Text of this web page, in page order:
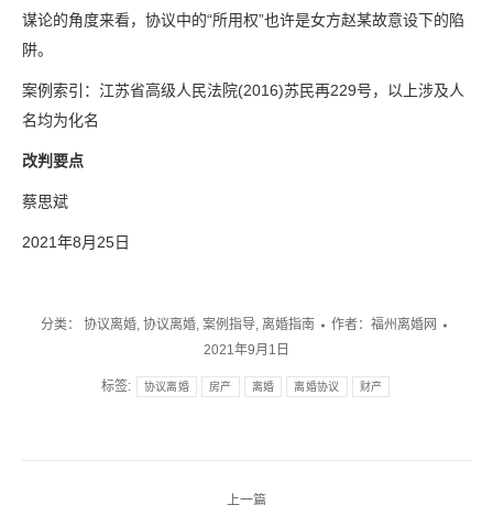
谋论的角度来看，协议中的“所用权”也许是女方赵某故意设下的陷
阱。
案例索引：江苏省高级人民法院(2016)苏民再229号，以上涉及人
名均为化名
改判要点
蔡思斌
2021年8月25日
分类： 协议离婚, 协议离婚, 案例指导, 离婚指南 作者： 福州离婚网
2021年9月1日
标签: 协议离婚 房产 离婚 离婚协议 财产
上一篇